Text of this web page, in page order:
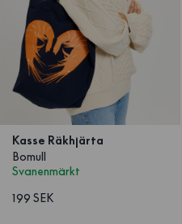
Kasse Räkhjärta
Bomull
Svanenmärkt
199 SEK